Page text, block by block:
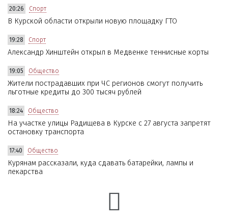
20:26 Спорт
В Курской области открыли новую площадку ГТО
19:28 Спорт
Александр Хинштейн открыл в Медвенке теннисные корты
19:05 Общество
Жители пострадавших при ЧС регионов смогут получить
льготные кредиты до 300 тысяч рублей
18:24 Общество
На участке улицы Радищева в Курске с 27 августа запретят
остановку транспорта
17:40 Общество
Курянам рассказали, куда сдавать батарейки, лампы и
лекарства